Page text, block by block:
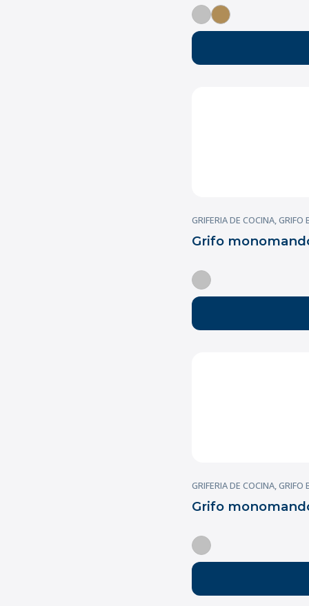
GRIFERIA DE COCINA, GRIFO
Grifo
GRIFERIA DE COCINA,GRIFO
Grifo